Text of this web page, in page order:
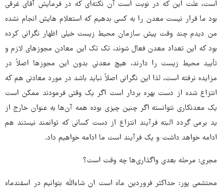
است، علت این که در نوبت است آن نکته‌ای که در فرمایش آقای غرقی
بود ما قرار نیست معدن را به کسی بدهیم که استعلام هایش انجام نشده
من دیدم چند وقت پیش سازمان محیط زیست خیلی اظهار نگرانی کرده
بود که این تعداد معدن فعال شوند، تک تک این معادن مجوزهای لازم و
تأیید محیط زیست را دارند، هیچ معدنی بدون این مجوزها اصلاً در
مزایده نرفته است، لذا این نگرانی اصلاً نباید باشد در مورد معادنی هم که
انتزاع شده از دست بهره بردار است اگر یک وقتی فرمودند ممکن است
یک معدنکاری نتوانسته اگر چنین چیزی بوده همه آن‌ها به عنوان خارج از
ید برمی گردد البته فرآیند انتزاع از دست کسانی که توانمند نیستند هم
ادامه خواهد داشت و یک فرآیند است ما ادامه خواهیم داد.
مجری: مرحله بعدی واگذاری‌ها چه وقت است؟
محتشمی پور: حداکثر فروردین ماه است ان شاءالله بتوانیم در اسفندماه